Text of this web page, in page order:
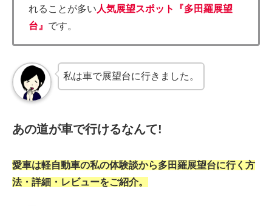
れることが多い 人気展望スポット『多田羅展望
台』 です。
私は車で展望台に行きました。
あの道が車で行けるなんて!
愛車は軽自動車の私の体験談から多田羅展望台に行く方
法・詳細・レビューをご紹介。